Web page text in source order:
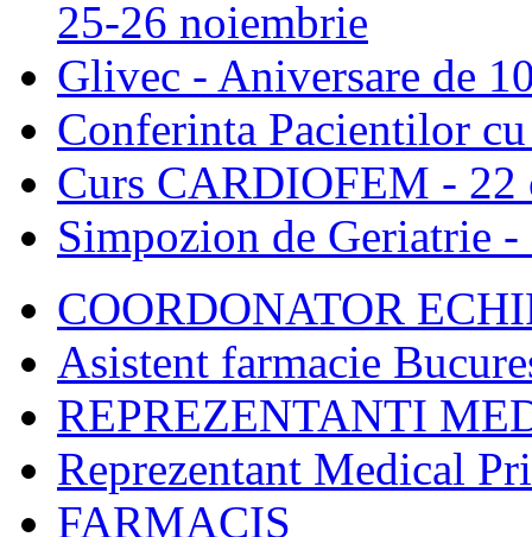
25-26 noiembrie
Glivec - Aniversare de
Conferinta Pacientilor
Curs CARDIOFEM - 22
Simpozion de Geriatrie
COORDONATOR
Asistent farmacie
REPREZENTANTI
Reprezentant Medical
FARMACIS